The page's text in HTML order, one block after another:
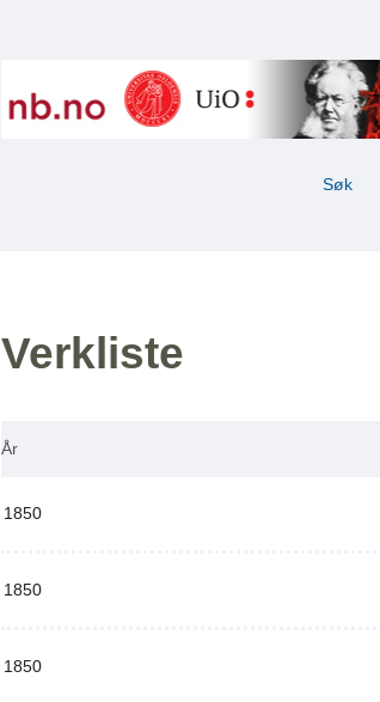
Søk
Verkliste
År
1850
1850
1850